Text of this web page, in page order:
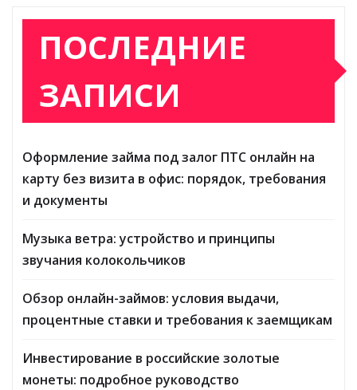
ПОСЛЕДНИЕ
ЗАПИСИ
Оформление займа под залог ПТС онлайн на
карту без визита в офис: порядок, требования
и документы
Музыка ветра: устройство и принципы
звучания колокольчиков
Обзор онлайн-займов: условия выдачи,
процентные ставки и требования к заемщикам
Инвестирование в российские золотые
монеты: подробное руководство